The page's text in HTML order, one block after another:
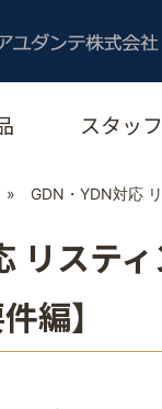
スタッ
» GDN・YDN対応
リステ
編】